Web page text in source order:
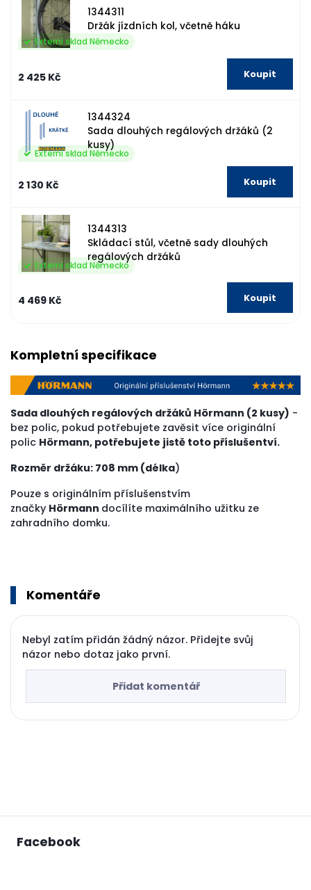
1344311
Držák jízdních kol, včetně háku
Externí sklad Německo
2 425 Kč
1344324
Sada dlouhých regálových držáků (2
kusy)
Externí sklad Německo
2 130 Kč
1344313
Skládací stůl, včetně sady dlouhých
regálových držáků
Externí sklad Německo
4 469 Kč
Kompletní specifikace
Sada dlouhých regálových držáků Hörmann (2 kusy) -
bez polic, pokud potřebujete zavěsit více originální
polic Hörmann, potřebujete jistě toto příslušentví.
Rozměr držáku: 708 mm (délka)
Pouze s originálním příslušenstvím
značky Hörmann docílíte maximálního užitku ze
zahradního domku.
Komentáře
Nebyl zatím přidán žádný názor. Přidejte svůj
názor nebo dotaz jako první.
Přidat komentář
Facebook